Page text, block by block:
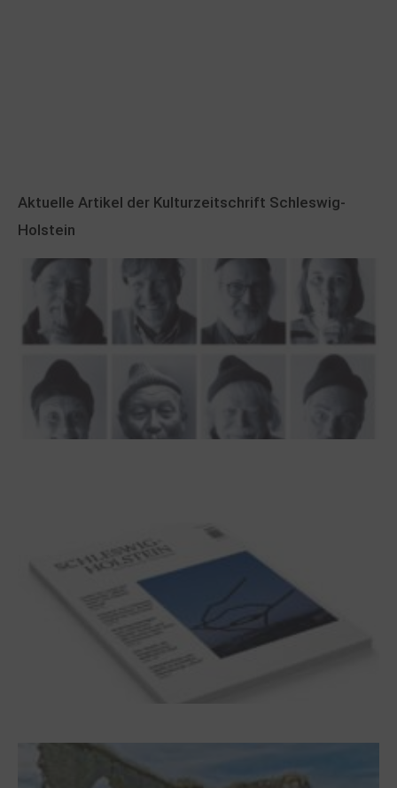
Aktuelle Artikel der Kulturzeitschrift Schleswig-
Holstein